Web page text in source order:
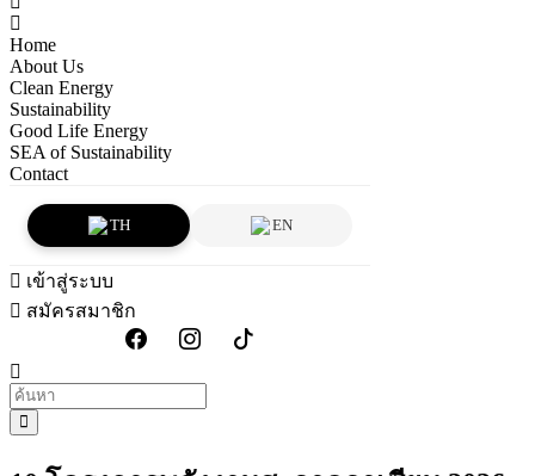
Home
About Us
Clean Energy
Sustainability
Good Life Energy
SEA of Sustainability
Contact
TH EN
เข้าสู่ระบบ
สมัครสมาชิก